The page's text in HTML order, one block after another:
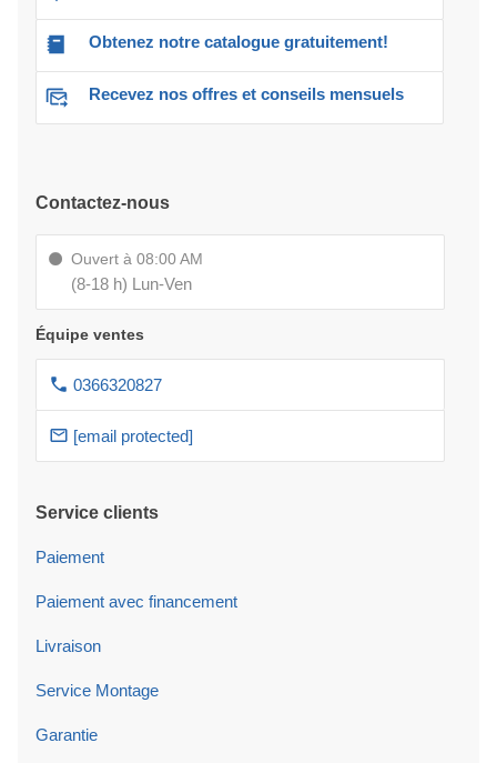
Obtenez notre catalogue gratuitement!
Recevez nos offres et conseils mensuels
Contactez-nous
Ouvert à 08:00 AM
(8-18 h) Lun-Ven
Équipe ventes
0366320827
[email protected]
Service clients
Paiement
Paiement avec financement
Livraison
Service Montage
Garantie